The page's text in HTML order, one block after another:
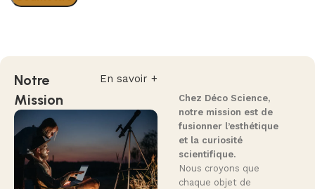
En savoir +
Notre
Mission
Chez Déco Science,
notre mission est de
fusionner l’esthétique
et la curiosité
scientifique.
Nous croyons que
chaque objet de